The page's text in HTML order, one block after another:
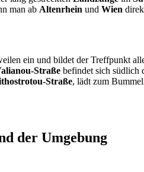
man ab Altenrhein und Wien
ein und bildet der Treffpunkt
Straße befindet sich südlich
Straße, lädt zum
der Umgebung